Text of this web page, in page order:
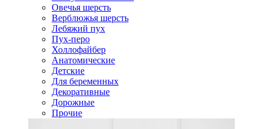
Овечья шерсть
Верблюжья шерсть
Лебяжий пух
Пух-перо
Холлофайбер
Анатомические
Детские
Для беременных
Декоративные
Дорожные
Прочие